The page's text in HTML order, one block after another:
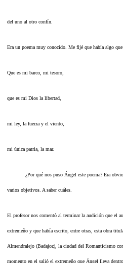
del uno al otro confín.
Era un poema muy conocido. Me fijé que había algo que
Que es mi barco, mi tesoro,
que es mi Dios la libertad,
mi ley, la fuerza y el viento,
mi única patria, la mar.
¿Por qué nos puso Ángel este poema? Era obvio
varios objetivos. A saber cuáles.
El profesor nos comentó al terminar la audición que el
extremeño y que había escrito, entre otras, esta obra
Almendralejo (Badajoz), la ciudad del Romanticismo
momento en el salió el extremeño que Ángel lleva